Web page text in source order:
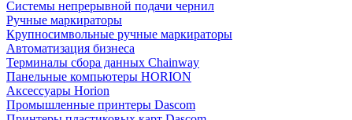
Системы непрерывной подачи чернил
Ручные маркираторы
Крупносимвольные ручные маркираторы
Автоматизация бизнеса
Терминалы сбора данных Chainway
Панельные компьютеры HORION
Аксессуары Horion
Промышленные принтеры Dascom